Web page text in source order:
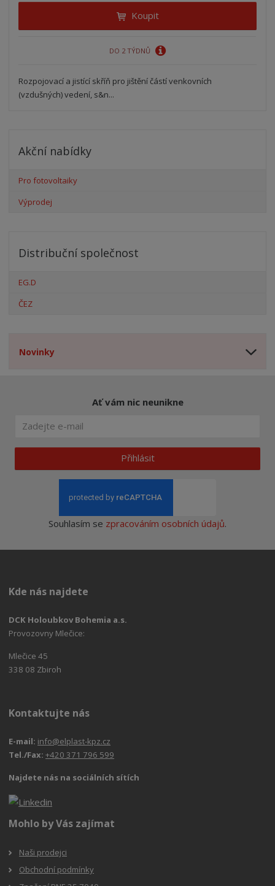
Koupit
DO 2 TÝDNŮ
Rozpojovací a jistící skříň pro jištění částí venkovních
(vzdušných) vedení, s&n...
Akční nabídky
Pro fotovoltaiky
Výprodej
Distribuční společnost
EG.D
ČEZ
Novinky
Ať vám nic neunikne
Přihlásit
Souhlasím se zpracováním osobních údajů.
Kde nás najdete
DCK Holoubkov Bohemia a.s.
Provozovny Mlečice:
Mlečice 45
338 08 Zbiroh
Kontaktujte nás
E-mail: info@elplast-kpz.cz
Tel./Fax:+420 371 796 599
Najdete nás na sociálních sítích
Mohlo by Vás zajímat
Naši prodejci
Obchodní podmínky